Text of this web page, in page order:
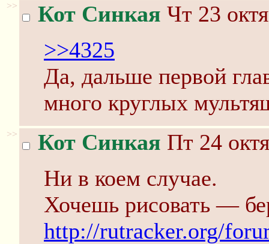
>> Кот Синкая Чт 23
>>4325
Да, дальше первой
много круглых
>> Кот Синкая Пт 24
Ни в коем случае.
Хочешь рисовать —
http://rutracker.org/